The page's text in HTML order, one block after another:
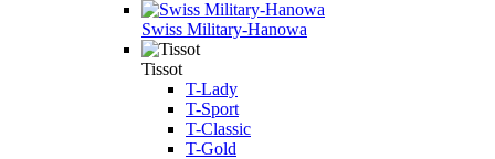
Swiss Military-Hanowa
Tissot
T-Lady
T-Sport
T-Classic
T-Gold